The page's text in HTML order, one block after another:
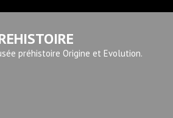
préhistoire Origine et Evolution.